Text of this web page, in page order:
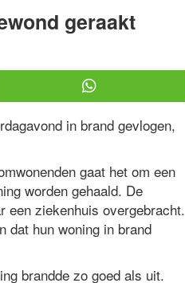
geraakt
in brand gevlogen,
gaat het om een
worden gehaald. De
een ziekenhuis overgebracht.
dat hun woning in brand
brandde zo goed als uit.